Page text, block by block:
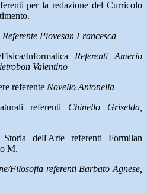
per la redazione del Curricolo
Referente Piovesan Francesca
Informatica Referenti Amerio
Valentino
referente Novello Antonella
referenti Chinello Griselda,
dell'Arte referenti Formilan
M.
Filosofia referenti Barbato Agnese,